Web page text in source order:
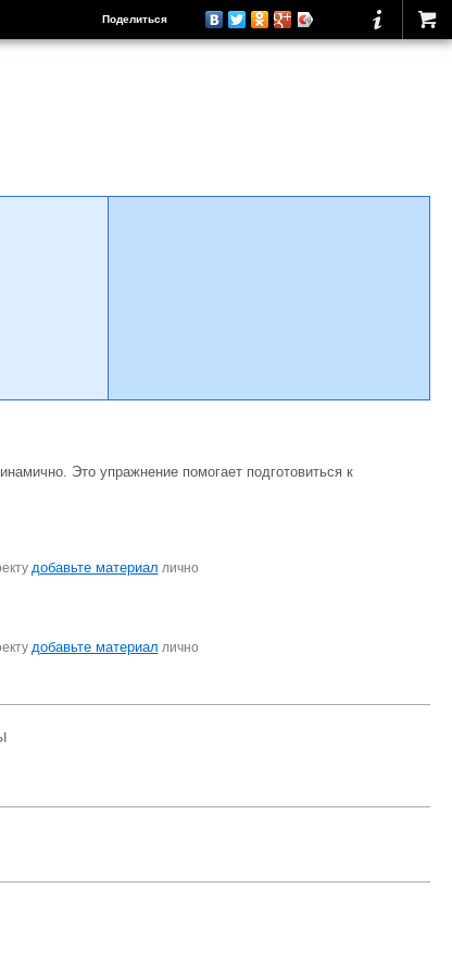
Поделиться
Это упражнение помогает подготовиться к
добавьте материал лично
добавьте материал лично